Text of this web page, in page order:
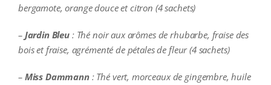
bergamote, orange douce et citron (4 sachets)
– Jardin Bleu : Thé noir aux arômes de rhubarbe, fraise des
bois et fraise, agrémenté de pétales de fleur (4 sachets)
– Miss Dammann: Thé vert, morceaux de gingembre, huile